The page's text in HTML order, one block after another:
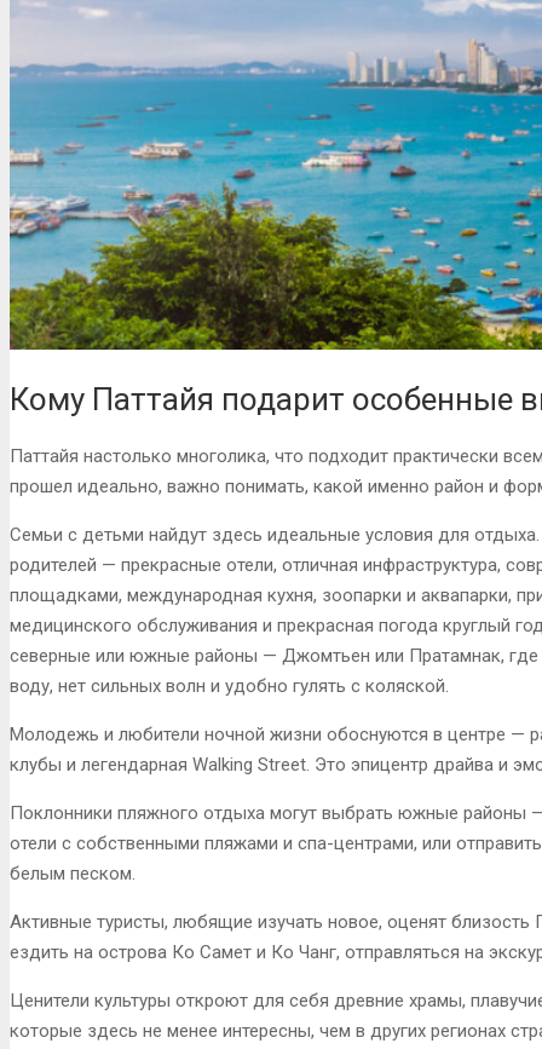
Кому Паттайя подарит особенные
Паттайя настолько многолика, что подходит практически
прошел идеально, важно понимать, какой именно район и
Семьи с детьми найдут здесь идеальные условия для
родителей — прекрасные отели, отличная инфраструктура,
площадками, международная кухня, зоопарки и аквапарки,
медицинского обслуживания и прекрасная погода круглый
северные или южные районы — Джомтьен или Пратамнак,
воду, нет сильных волн и удобно гулять с коляской.
Молодежь и любители ночной жизни обоснуются в центре —
клубы и легендарная Walking Street. Это эпицентр драйва и
Поклонники пляжного отдыха могут выбрать южные
отели с собственными пляжами и спа-центрами, или
белым песком.
Активные туристы, любящие изучать новое, оценят
ездить на острова Ко Самет и Ко Чанг, отправляться на
Ценители культуры откроют для себя древние храмы,
которые здесь не менее интересны, чем в других регионах